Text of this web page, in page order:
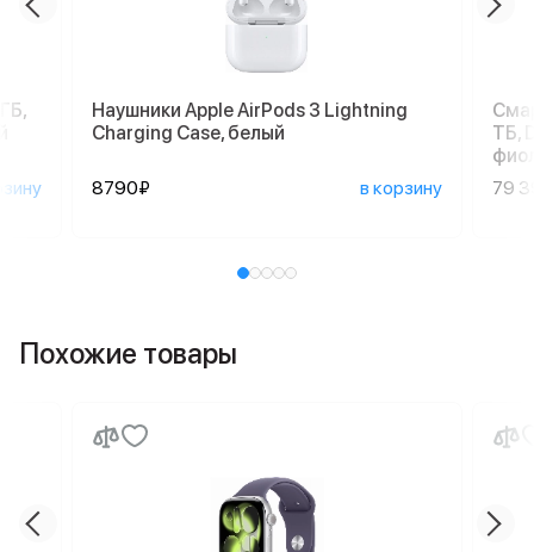
Наушники Apple AirPods 3 Lightning
Charging Case, белый
8790₽ в корзину
ТБ,
79
Похожие товары